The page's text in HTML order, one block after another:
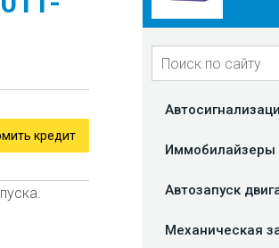
кредит
Иммобилайзеры
Автозапуск
Механическая